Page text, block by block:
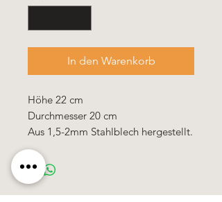
In den Warenkorb
Höhe 22 cm
Durchmesser 20 cm
Aus 1,5-2mm Stahlblech hergestellt.